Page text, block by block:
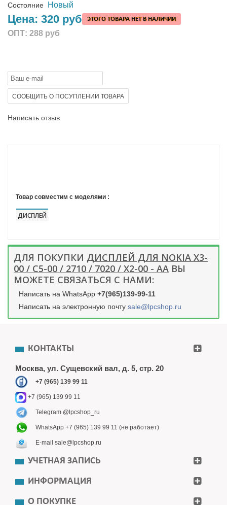
Состояние Новый
Цена: 320 руб
ОПТ: 288 руб
ЭТОГО ТОВАРА НЕТ В НАЛИЧИИ
СООБЩИТЬ О ПОСУПЛЕНИИ ТОВАРА
Написать отзыв
Товар совместим с моделями :
ДИСПЛЕЙ
ДЛЯ ПОКУПКИ ДИСПЛЕЙ ДЛЯ NOKIA X3-
00 / C5-00 / 2710 / 7020 / X2-00 - AA ВЫ
МОЖЕТЕ СВЯЗАТЬСЯ С НАМИ:
Написать на WhatsApp +7(965)139-99-11
Написать на электронную почту sale@lpcshop.ru
КОНТАКТЫ
Москва, ул. Сущевский вал, д. 5, стр. 20
+7 (965) 139 99 11
+7 (965) 139 99 11
Telegram @lpcshop_ru
WhatsApp +7 (965) 139 99 11 (не работает)
E-mail sale@lpcshop.ru
УЧЕТНАЯ ЗАПИСЬ
ИНФОРМАЦИЯ
О ПОКУПКЕ